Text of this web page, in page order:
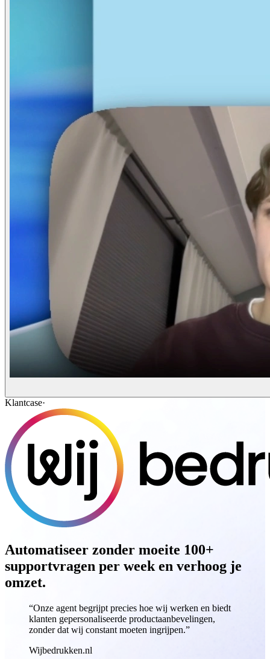
Klantcase·
Automatiseer zonder moeite 100+
supportvragen per week en verhoog je
omzet.
“Onze agent begrijpt precies hoe wij werken en biedt
klanten gepersonaliseerde productaanbevelingen,
zonder dat wij constant moeten ingrijpen.”
Wijbedrukken.nl